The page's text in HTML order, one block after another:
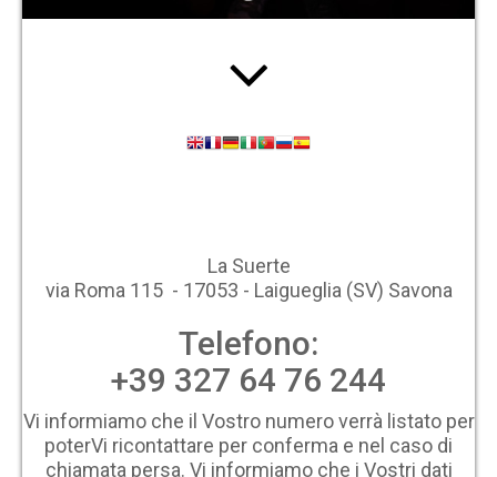
La Suerte
via Roma 115 - 17053 - Laigueglia (SV) Savona
Telefono:
+39 327 64 76 244
Vi informiamo che il Vostro numero verrà listato per
poterVi ricontattare per conferma e nel caso di
chiamata persa. Vi informiamo che i Vostri dati